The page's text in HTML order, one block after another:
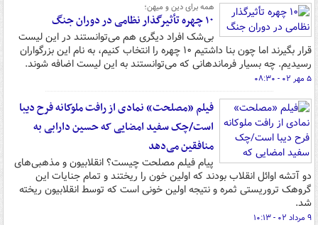
همه برای دین و میهن؛
۱۰ چهره تأثیرگذار نظامی در دوران جنگ
بی‌شک افراد دیگری هم می‌توانستند در این لیست
قرار بگیرند اما چون بنا داشتیم ۱۰ چهره را انتخاب کنیم، به نام این بزرگواران
رسیدیم. چه بسیار فرماندهانی که می‌توانستند به این لیست اضافه شوند.
۵ مهر ۰۲ - ۰۸:۳۰
فیلم «مصلحت» نمادی از رافت ملوکانه فرح دیبا
است/چک سفید امضایی که حسین دارابی به
منافقین می‌دهد
پیام فیلم مصلحت چیست؟ انقلابیون و مذهبی‌های
دو آتشه اوائل انقلاب بودند که اولین خون را ریختند و تمام جنایات این
گروهک تروریستی ثمره و نتیجه اولین خونی است که توسط انقلابیون ریخته
شد.
۹ مرداد ۰۲ - ۱۰:۱۳